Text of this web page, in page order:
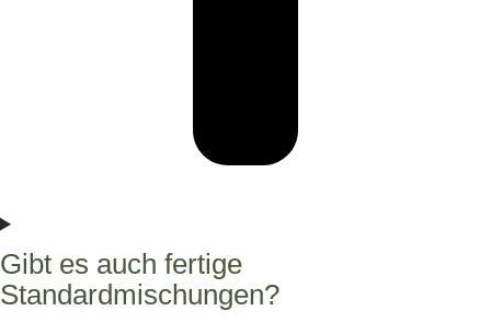
Gibt es auch fertige
Standardmischungen?